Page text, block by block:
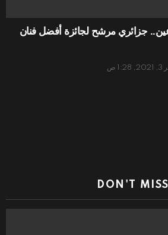
جزائري مرشح لجائزة أفضل فنان
ص
DON'T MISS